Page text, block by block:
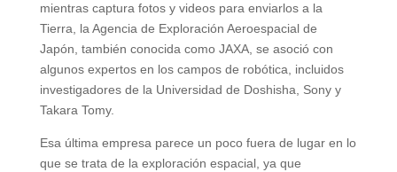
mientras captura fotos y videos para enviarlos a la
Tierra, la Agencia de Exploración Aeroespacial de
Japón, también conocida como JAXA, se asoció con
algunos expertos en los campos de robótica, incluidos
investigadores de la Universidad de Doshisha, Sony y
Takara Tomy.
Esa última empresa parece un poco fuera de lugar en lo
que se trata de la exploración espacial, ya que